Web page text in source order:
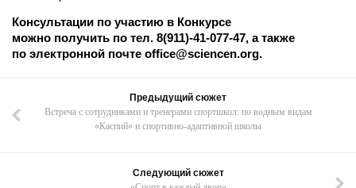
Консультации по участию в Конкурсе
можно получить по тел. 8(911)-41-077-47, а также
по электронной почте office@sciencen.org.
Предыдущий сюжет
Встреча с сотрудниками и тренерами спортшкол: по водным видам
«Каспий» и спортивно-адаптивной школы
Следующий сюжет